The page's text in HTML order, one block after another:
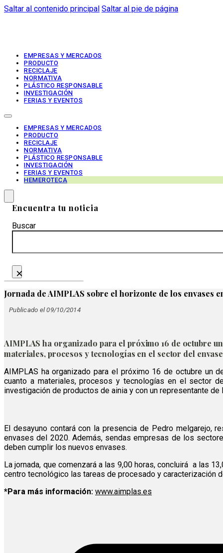
Saltar al contenido principal Saltar al pie de página
EMPRESAS Y MERCADOS
PRODUCTO
RECICLAJE
NORMATIVA
PLÁSTICO RESPONSABLE
INVESTIGACIÓN
FERIAS Y EVENTOS
EMPRESAS Y MERCADOS
PRODUCTO
RECICLAJE
NORMATIVA
PLÁSTICO RESPONSABLE
INVESTIGACIÓN
FERIAS Y EVENTOS
HEMEROTECA
Encuentra tu noticia
Buscar
×
Jornada de AIMPLAS sobre el horizonte de los envases
Publicado el 09/10/2014
AIMPLAS ha organizado para el próximo 16 de octubre
materiales, procesos y tecnologías en el sector del
AIMPLAS ha organizado para el próximo 16 de octubre un
cuanto a materiales, procesos y tecnologías en el sector
investigación de productos de ainia y con un representante
El desayuno contará con la presencia de Pedro melgarejo,
envases del 2020. Además, sendas empresas de los
deben cumplir los nuevos envases.
La jornada, que comenzará a las 9,00 horas, concluirá a las
centro tecnológico las tareas de procesado y caracterización
*Para más información: www.aimplas.es